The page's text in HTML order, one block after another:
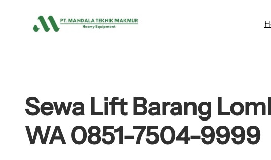
Sewa Lift Barang
WA 0851-7504-9999